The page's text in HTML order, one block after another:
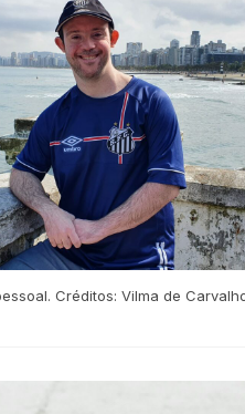
Créditos: Vilma de